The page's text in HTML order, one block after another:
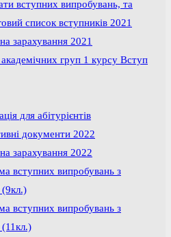
вступних випробувань, та
список вступників 2021
зарахування 2021
груп 1 курсу Вступ
для абітурієнтів
документи 2022
зарахування 2022
вступних випробувань з
(9кл.)
вступних випробувань з
(11кл.)